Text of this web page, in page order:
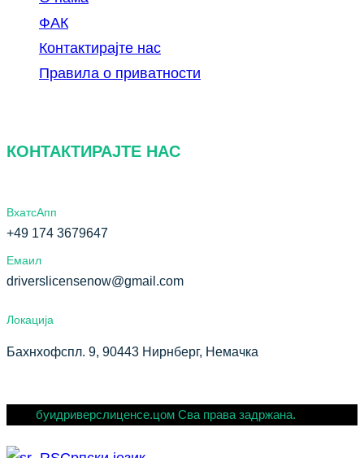
ФАК
Контактирајте нас
Правила о приватности
КОНТАКТИРАЈТЕ НАС
ВхатсАпп
+49 174 3679647
Емаил
driverslicensenow@gmail.com
Локација
Бахнхофспл. 9, 90443 Нирнберг, Немачка
буидриверслиценсе.цом Сва права задржана.